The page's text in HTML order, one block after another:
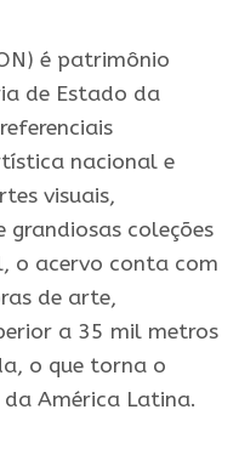
é patrimônio
de Estado da
nacional e
visuais,
grandiosas coleções
o acervo conta com
de arte,
a 35 mil metros
o que torna o
América Latina.